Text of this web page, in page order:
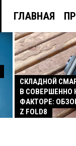
ГЛАВНАЯ
СКЛАДНОЙ
В
ФАКТОРЕ: ОБЗОР
Z FOLD8